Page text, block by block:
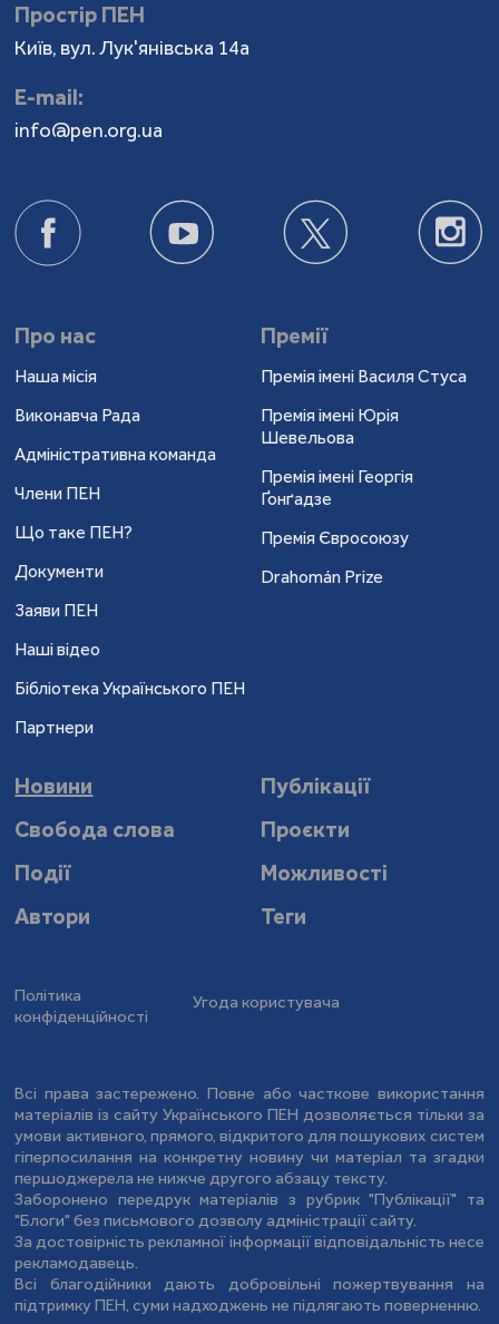
Простір ПЕН
Київ, вул. Лук'янівська 14а
Е-mail:
info@pen.org.ua
Про нас
Наша місія
Виконавча Рада
Адміністративна команда
Члени ПЕН
Що таке ПЕН?
Документи
Заяви ПЕН
Наші відео
Бібліотека Українського ПЕН
Партнери
Премії
Премія імені Василя Стуса
Премія імені Юрія
Шевельова
Премія імені Георгія
Ґонґадзе
Премія Євросоюзу
Drahomán Prize
Новини
Публікації
Свобода слова
Проєкти
Події
Можливості
Автори
Теги
Політика
конфіденційності
Угода користувача
Всі права застережено. Повне або часткове використання
матеріалів із сайту Українського ПЕН дозволяється тільки за
умови активного, прямого, відкритого для пошукових систем
гіперпосилання на конкретну новину чи матеріал та згадки
першоджерела не нижче другого абзацу тексту.
Заборонено передрук матеріалів з рубрик "Публікації" та
"Блоги" без письмового дозволу адміністрації сайту.
За достовірність рекламної інформації відповідальність несе
рекламодавець.
Всі благодійники дають добровільні пожертвування на
підтримку ПЕН, суми надходжень не підлягають поверненню.